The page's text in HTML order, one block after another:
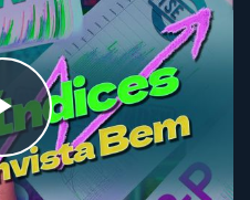
Play
Video